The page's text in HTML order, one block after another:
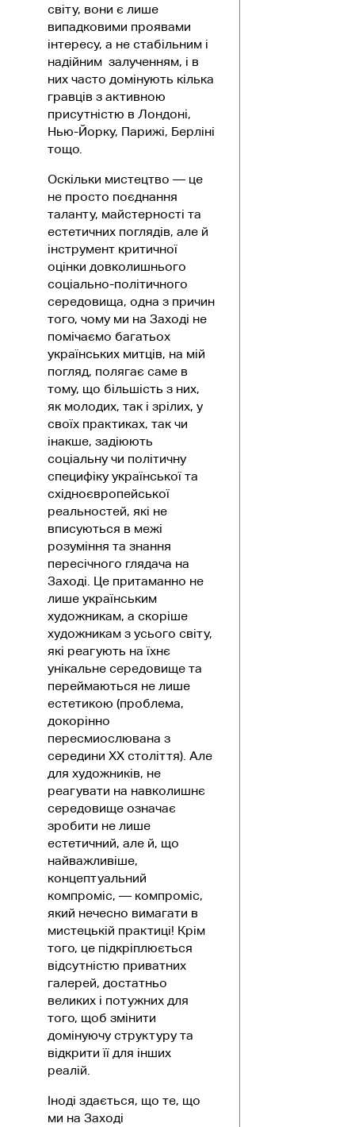
світу, вони є лише
випадковими проявами
інтересу, а не стабільним і
надійним залученням, і в
них часто домінують кілька
гравців з активною
присутністю в Лондоні,
Нью-Йорку, Парижі, Берліні
тощо.
Оскільки мистецтво — це
не просто поєднання
таланту, майстерності та
естетичних поглядів, але й
інструмент критичної
оцінки довколишнього
соціально-політичного
середовища, одна з причин
того, чому ми на Заході не
помічаємо багатьох
українських митців, на мій
погляд, полягає саме в
тому, що більшість з них,
як молодих, так і зрілих, у
своїх практиках, так чи
інакше, задіюють
соціальну чи політичну
специфіку української та
східноєвропейської
реальностей, які не
вписуються в межі
розуміння та знання
пересічного глядача на
Заході. Це притаманно не
лише українським
художникам, а скоріше
художникам з усього світу,
які реагують на їхнє
унікальне середовище та
переймаються не лише
естетикою (проблема,
докорінно
пересмиослювана з
середини ХХ століття). Але
для художників, не
реагувати на навколишнє
середовище означає
зробити не лише
естетичний, але й, що
найважливіше,
концептуальний
компроміс, — компроміс,
який нечесно вимагати в
мистецькій практиці! Крім
того, це підкріплюється
відсутністю приватних
галерей, достатньо
великих і потужних для
того, щоб змінити
домінуючу структуру та
відкрити її для інших
реалій.
Іноді здається, що те, що
ми на Заході